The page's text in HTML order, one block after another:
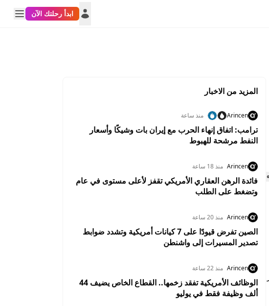
ابدأ رحلتك الآن
المزيد من الاخبار
Arincen منذ ساعة
ترامب: اتفاق إنهاء الحرب مع إيران بات وشيكًا وأسعار
النفط مرشحة للهبوط
Arincen منذ 18 ساعة
فائدة الرهن العقاري الأمريكي تقفز لأعلى مستوى في عام
وتضغط على الطلب
Arincen منذ 20 ساعة
الصين تفرض قيودًا على 7 كيانات أمريكية وتشدد ضوابط
تصدير المسيرات إلى واشنطن
Arincen منذ 22 ساعة
الوظائف الأمريكية تفقد زخمها.. القطاع الخاص يضيف 44
ألف وظيفة فقط في يوليو